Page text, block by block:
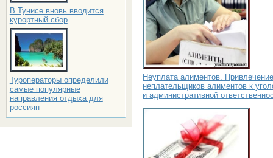
В Тунисе вновь вводится
курортный сбор
Туроператоры определили
самые популярные
направления отдыха для
россиян
Неуплата алиментов. Привлечение
неплательщиков алиментов к
и административной